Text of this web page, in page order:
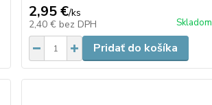
2,95 €/ks
2,40 € bez DPH Skladom
Pridať do košíka